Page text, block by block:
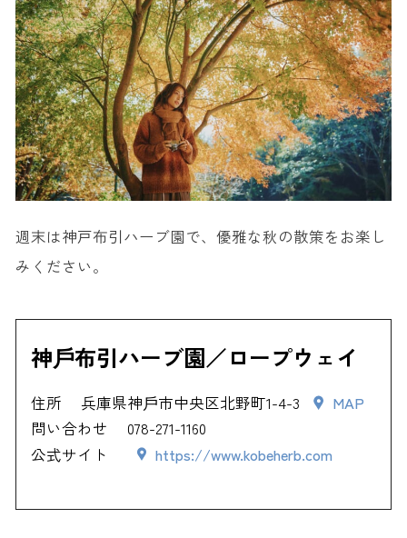
週末は神戸布引ハーブ園で、優雅な秋の散策をお楽し
みください。
神⼾布引ハーブ園／ロープウェイ
住所 兵庫県神⼾市中央区北野町1-4-3
MAP
問い合わせ
078-271-1160
公式サイト
https://www.kobeherb.com